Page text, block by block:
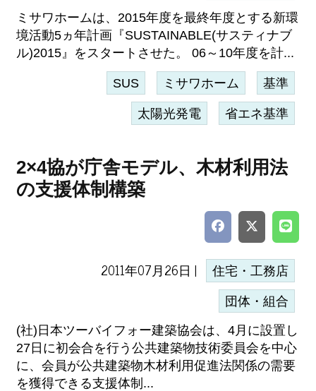
ミサワホームは、2015年度を最終年度とする新環
境活動5ヵ年計画『SUSTAINABLE(サスティナブ
ル)2015』をスタートさせた。 06～10年度を計...
SUS ミサワホーム 基準
太陽光発電 省エネ基準
2×4協が庁舎モデル、木材利用法
の支援体制構築
2011年07月26日 | 住宅・工務店
団体・組合
(社)日本ツーバイフォー建築協会は、4月に設置し
27日に初会合を行う公共建築物技術委員会を中心
に、会員が公共建築物木材利用促進法関係の需要
を獲得できる支援体制...